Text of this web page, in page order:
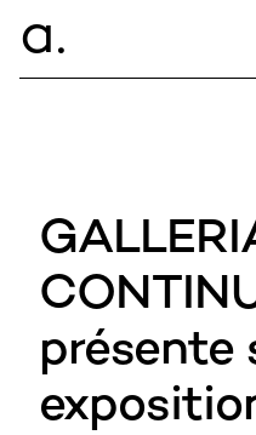
a
présente
+33 1
10, bd